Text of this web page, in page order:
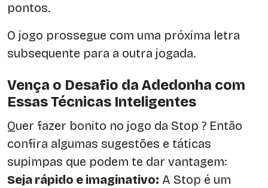
pontos.
O jogo prossegue com uma próxima letra
subsequente para a outra jogada.
Vença o Desafio da Adedonha com
Essas Técnicas Inteligentes
Quer fazer bonito no jogo da Stop ? Então
confira algumas sugestões e táticas
supimpas que podem te dar vantagem:
Seja rápido e imaginativo: A Stop é um